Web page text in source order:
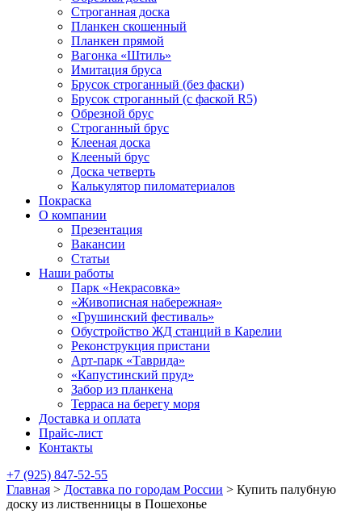
Строганная доска
Планкен скошенный
Планкен прямой
Вагонка «Штиль»
Имитация бруса
Брусок строганный (без фаски)
Брусок строганный (с фаской R5)
Обрезной брус
Строганный брус
Клееная доска
Клееный брус
Доска четверть
Калькулятор пиломатериалов
Покраска
О компании
Презентация
Вакансии
Статьи
Наши работы
Парк «Некрасовка»
«Живописная набережная»
«Грушинский фестиваль»
Обустройство ЖД станций в Карелии
Реконструкция пристани
Арт-парк «Таврида»
«Капустинский пруд»
Забор из планкена
Терраса на берегу моря
Доставка и оплата
Прайс-лист
Контакты
+7 (925) 847-52-55
Главная > Доставка по городам России > Купить палубную
доску из лиственницы в Пошехонье